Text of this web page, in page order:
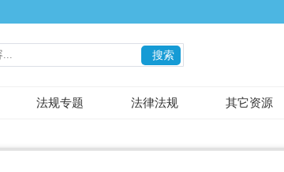
搜索
法规专题 法律法规 其它资源